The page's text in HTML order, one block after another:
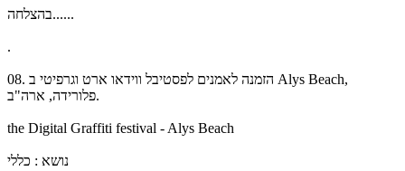
בהצלחה......
.
08. הזמנה לאמנים לפסטיבל ווידאו ארט וגרפיטי ב Alys Beach,
פלורידה, ארה"ב.
the Digital Graffiti festival - Alys Beach
נושא : כללי